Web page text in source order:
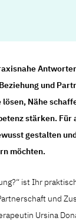
und
Nähe
stärken. Für
gestalten
möchten.
ist Ihr
und
Ursina